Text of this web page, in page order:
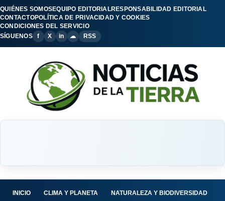
QUIÉNES SOMOSEQUIPO EDITORIALRESPONSABILIDAD EDITORIAL
CONTACTOPOLÍTICA DE PRIVACIDAD Y COOKIES
CONDICIONES DEL SERVICIO
SÍGUENOS
f X in ☁ RSS
INICIO CLIMA Y PLANETA NATURALEZA Y BIODIVERSIDAD